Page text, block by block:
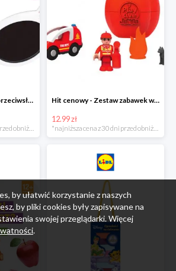
Hit cenowy - Okulary przeciwsłoneczne dla dzieci Hit cenowy - Zestaw zabawek w jajku
12.99 zł
by ułatwić korzystanie z naszych
by pliki cookies były zapisywane na
swojej przeglądarki. Więcej
.